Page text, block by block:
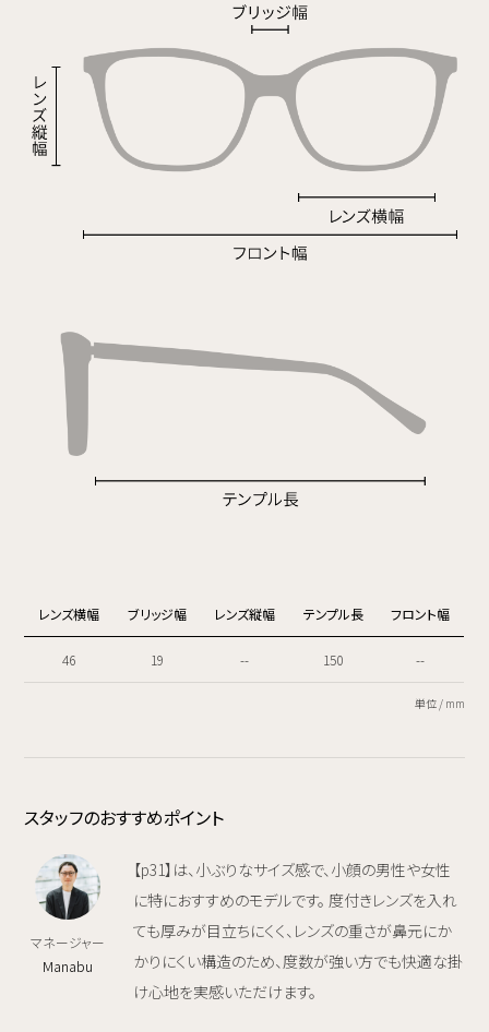
レンズ横幅 ブリッジ幅 レンズ縦幅 テンプル長 フロント幅
46 19 -- 150 --
単位 / mm
スタッフのおすすめポイント
マネージャー
Manabu
【p31】は、小ぶりなサイズ感で、小顔の男性や女性
に特におすすめのモデルです。 度付きレンズを入れ
ても厚みが目立ちにくく、レンズの重さが鼻元にか
かりにくい構造のため、度数が強い方でも快適な掛
け心地を実感いただけます。